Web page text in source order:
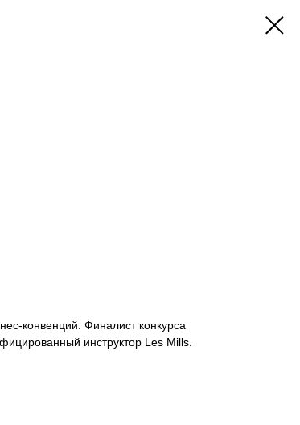
конвенций. Финалист конкурса
инструктор Les Mills.